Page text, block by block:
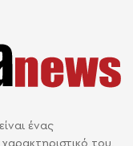
ένας
του,